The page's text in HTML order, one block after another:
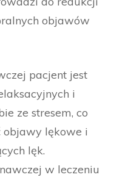
objawów
pacjent jest
i
ze stresem, co
lękowe i
lęk.
w leczeniu